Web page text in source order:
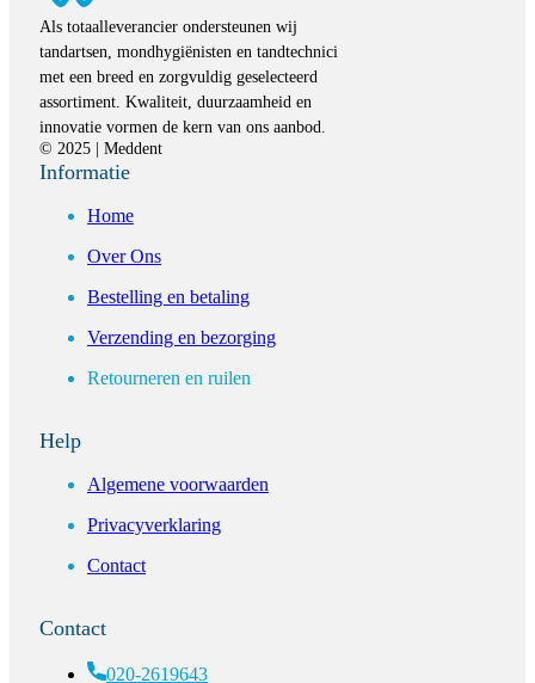
Als totaalleverancier ondersteunen wij
tandartsen, mondhygiënisten en tandtechnici
met een breed en zorgvuldig geselecteerd
assortiment. Kwaliteit, duurzaamheid en
innovatie vormen de kern van ons aanbod.
© 2025 | Meddent
Informatie
Home
Over Ons
Bestelling en betaling
Verzending en bezorging
Retourneren en ruilen
Help
Algemene voorwaarden
Privacyverklaring
Contact
Contact
020-2619643